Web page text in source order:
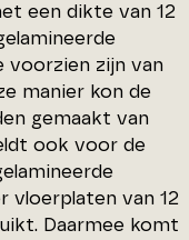
een dikte van 12
voorzien zijn van
manier kon de
gemaakt van
ook voor de
vloerplaten van 12
Daarmee komt